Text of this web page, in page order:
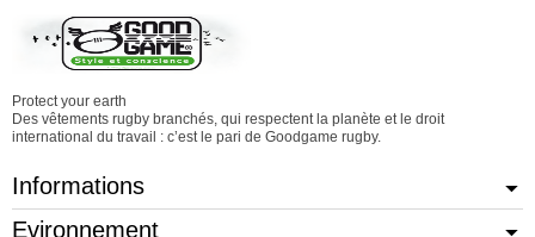
Protect your earth
Des vêtements rugby branchés, qui respectent la planète et le droit
international du travail : c’est le pari de Goodgame rugby.
Informations
Evironnement